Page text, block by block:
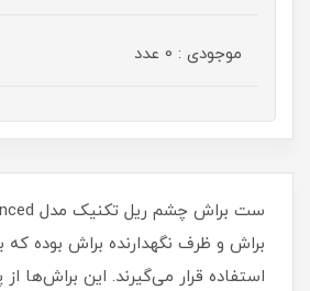
موجودی : 0 عدد
براش و ظرف نگهدارنده براش بوده که
استفاده قرار می‌گیرند. این براش‌ها از